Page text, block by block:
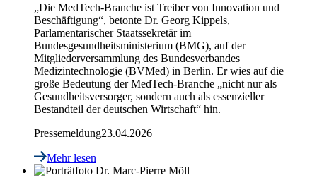
„Die MedTech-Branche ist Treiber von Innovation und
Beschäftigung“, betonte Dr. Georg Kippels,
Parlamentarischer Staatssekretär im
Bundesgesundheitsministerium (BMG), auf der
Mitgliederversammlung des Bundesverbandes
Medizintechnologie (BVMed) in Berlin. Er wies auf die
große Bedeutung der MedTech-Branche „nicht nur als
Gesundheitsversorger, sondern auch als essenzieller
Bestandteil der deutschen Wirtschaft“ hin.
Pressemeldung23.04.2026
Mehr lesen